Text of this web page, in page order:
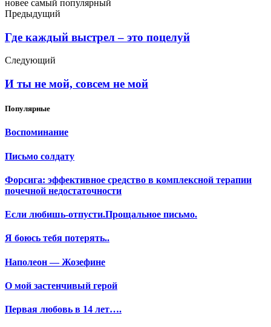
новее самый популярный
Предыдущий
Где каждый выстрел – это поцелуй
Следующий
И ты не мой, совсем не мой
Популярные
Воспоминание
Письмо солдату
Форсига: эффективное средство в комплексной терапии
почечной недостаточности
Если любишь-отпусти.Прощальное письмо.
Я боюсь тебя потерять..
Наполеон — Жозефине
О мой застенчивый герой
Первая любовь в 14 лет….